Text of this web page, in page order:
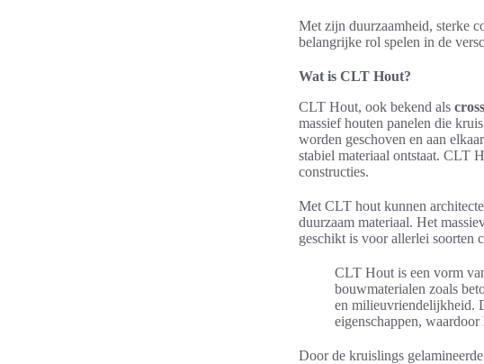
Met zijn duurzaamheid, sterke
belangrijke rol spelen in de
Wat is CLT Hout?
CLT Hout, ook bekend als
massief houten panelen die
worden geschoven en aan
stabiel materiaal ontstaat. CLT
constructies.
Met CLT hout kunnen
duurzaam materiaal. Het
geschikt is voor allerlei soorten
CLT Hout is een vorm
bouwmaterialen zoals
en milieuvriendelijkheid.
eigenschappen,
Door de kruislings